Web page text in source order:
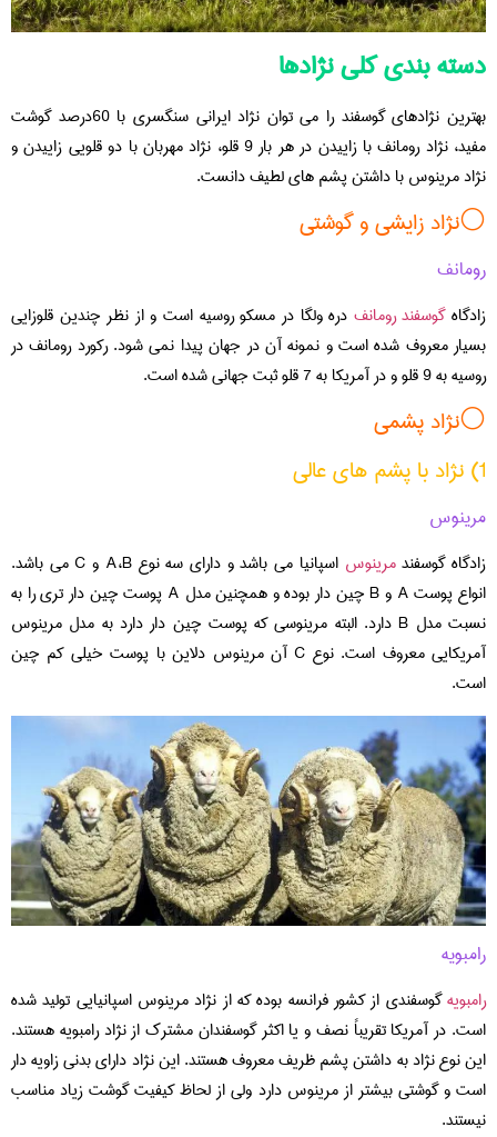
دسته بندی کلی نژادها
بهترین نژادهای گوسفند را می توان نژاد ایرانی سنگسری با 60درصد گوشت
مفید، نژاد رومانف با زاییدن در هر بار 9 قلو، نژاد مهربان با دو قلویی زاییدن و
نژاد مرینوس با داشتن پشم های لطیف دانست.
⚪️نژاد زایشی و گوشتی
رومانف
زادگاهگوسفند رومانف دره ولگا در مسکو روسیه است و از نظر چندین قلوزایی
بسیار معروف شده است و نمونه آن در جهان پیدا نمی شود. رکورد رومانف در
روسیه به 9 قلو و در آمریکا به 7 قلو ثبت جهانی شده است.
⚪️نژاد پشمی
1) نژاد با پشم های عالی
مرینوس
زادگاه گوسفندمرینوس
اسپانیا می باشد و دارای سه نوع A،B و C می باشد.
انواع پوست A و B چین دار بوده و همچنین مدل A پوست چین دار تری را به
نسبت مدل B دارد. البته مرینوسی که پوست چین دار دارد به مدل مرینوس
آمریکایی معروف است. نوع C آن مرینوس دلاین با پوست خیلی کم چین
است.
رامبویه
رامبویهگوسفندی از کشور فرانسه بوده که از نژاد مرینوس اسپانیایی تولید شده‌
است. در آمریکا تقریباً نصف و یا اکثر گوسفندان مشترک از نژاد رامبویه هستند.
این نوع نژاد به داشتن پشم ظریف معروف هستند. این نژاد دارای بدنی زاویه دار
است و گوشتی بیشتر از مرینوس دارد ولی از لحاظ کیفیت گوشت زیاد مناسب
نیستند.